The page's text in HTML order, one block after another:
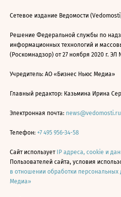
Сетевое издание Ведомости
Решение Федеральной службы по
информационных технологий и
(Роскомнадзор) от 27 ноября 2020 г. ЭЛ
Учредитель: АО «Бизнес Ньюс Медиа»
Главный редактор: Казьмина Ирина
Электронная почта: news@vedomosti.ru
Телефон: +7 495 956-34-58
Сайт использует IP адреса, cookie и
Пользователей сайта, условия
в отношении обработки
Медиа»